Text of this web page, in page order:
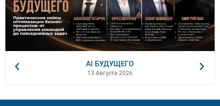
AI БУДУЩЕГО
13 Августа 2026